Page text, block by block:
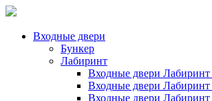
Входные двери
Бункер
Лабиринт
Входные двери
Входные двери Лабиринт
Входные двери Лабиринт